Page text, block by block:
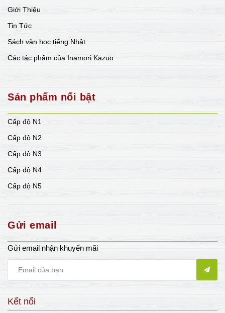
Giới Thiệu
Tin Tức
Sách văn học tiếng Nhật
Các tác phẩm của Inamori Kazuo
Sản phẩm nổi bật
Cấp độ N1
Cấp độ N2
Cấp độ N3
Cấp độ N4
Cấp độ N5
Gửi email
Gửi email nhận khuyến mãi
Kết nối